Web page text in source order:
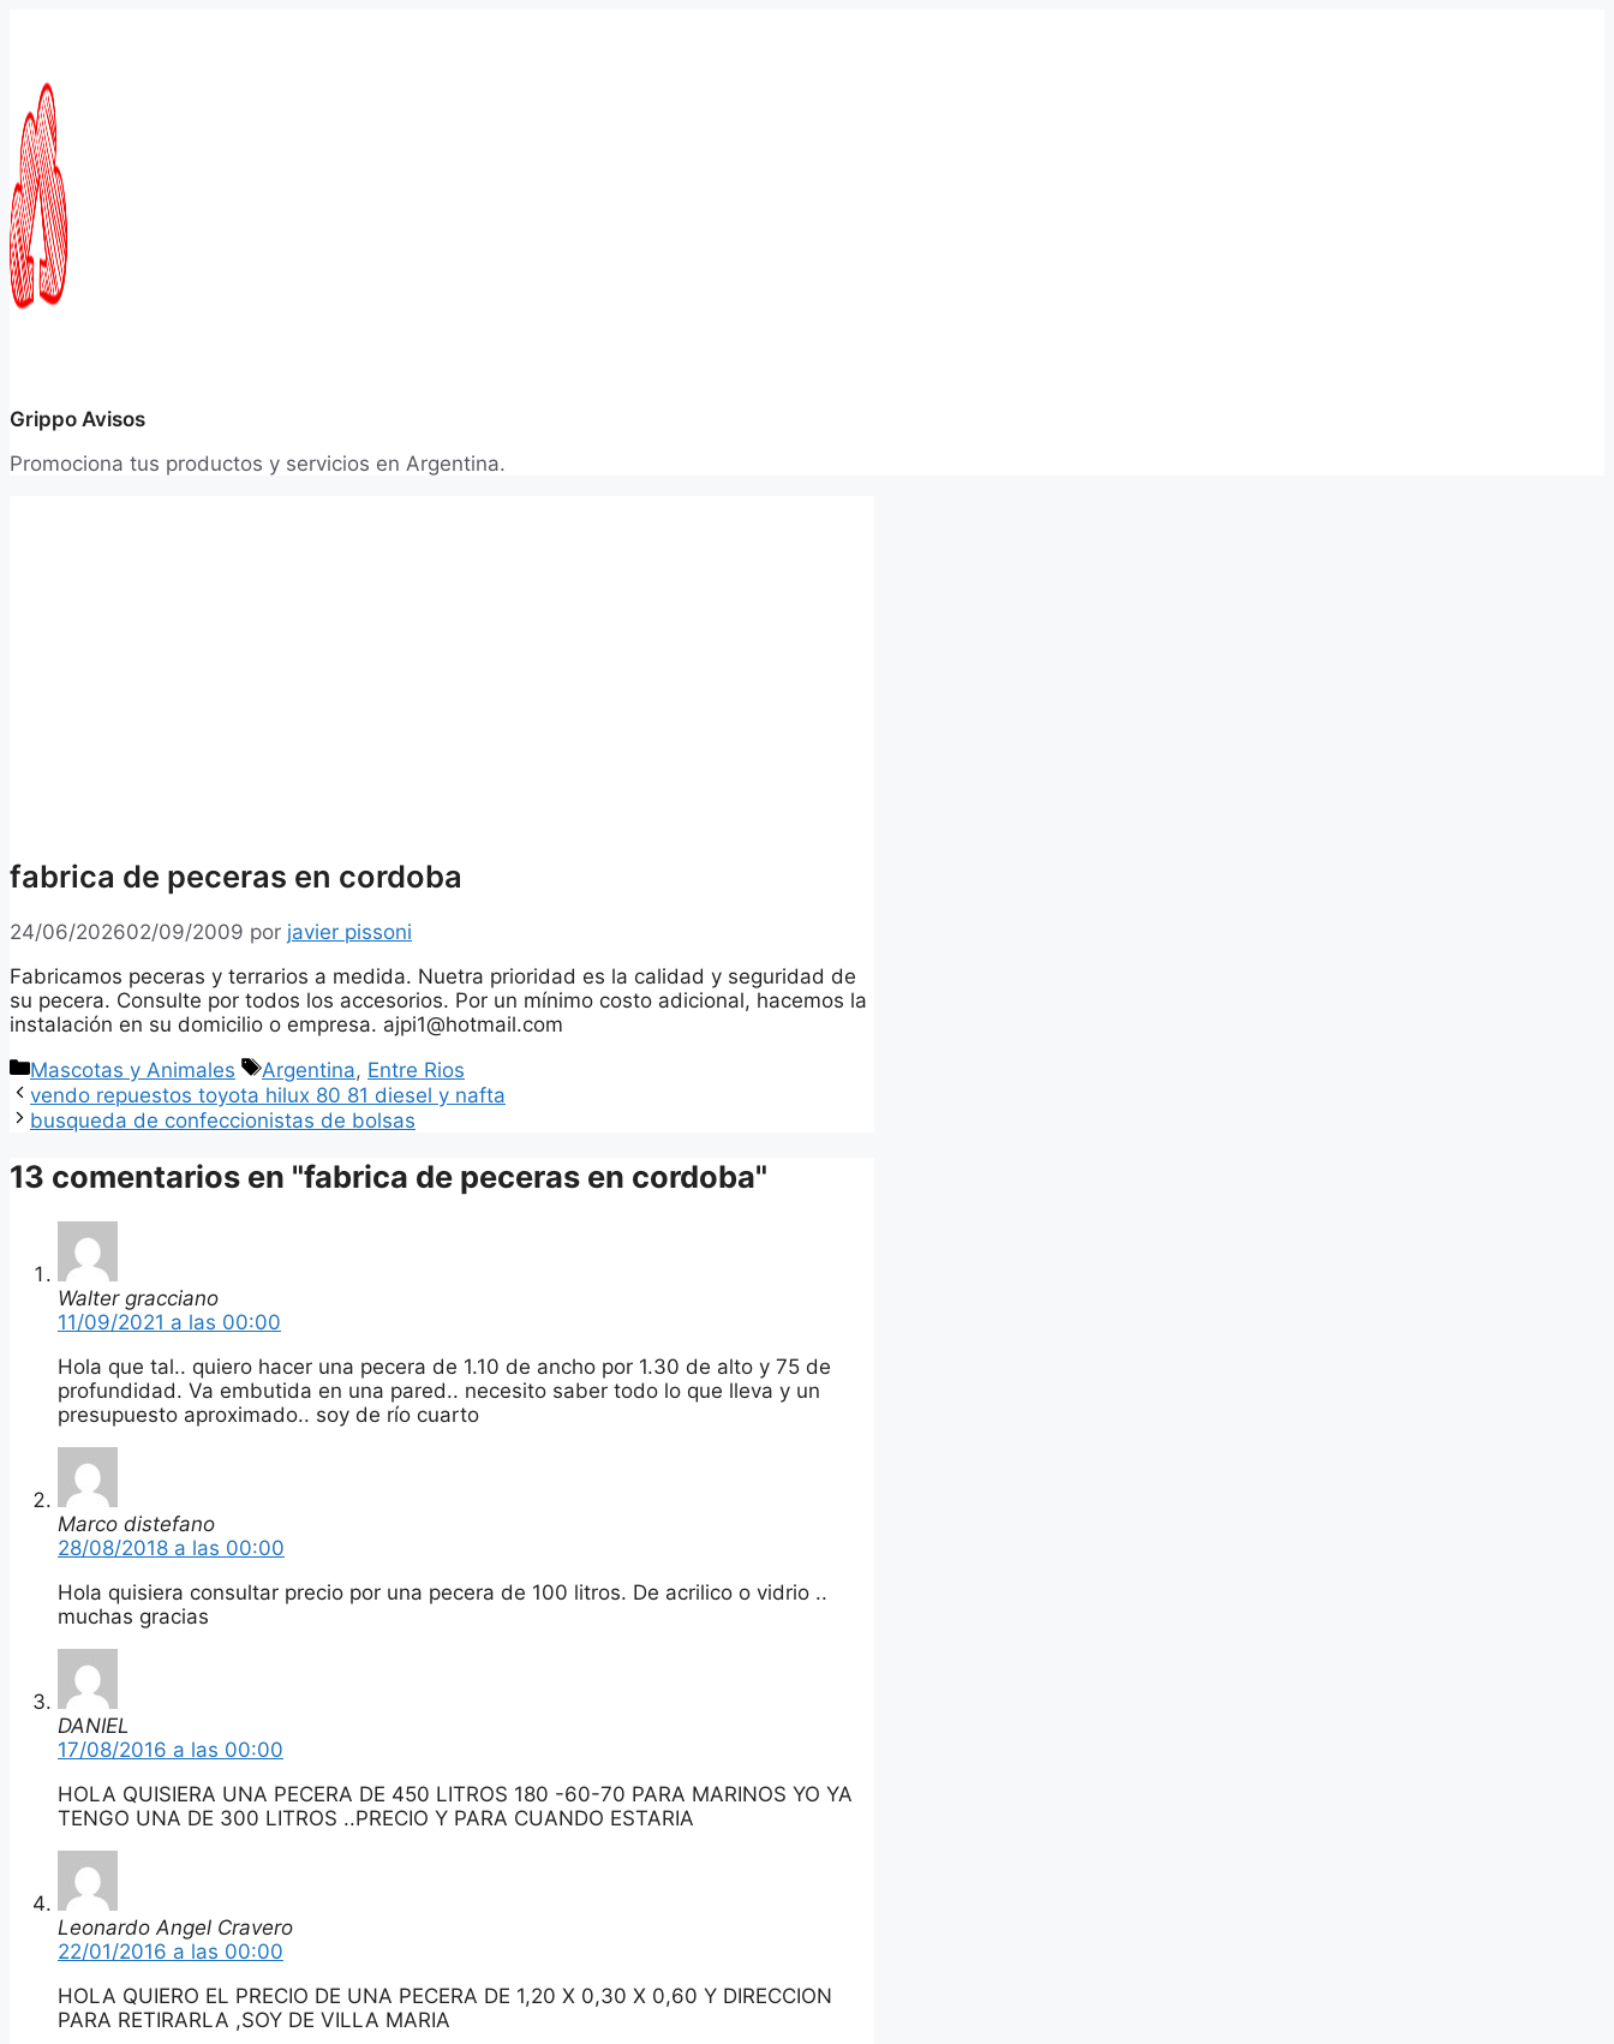
Grippo Avisos
Promociona tus productos y servicios en Argentina.
fabrica de peceras en cordoba
24/06/202602/09/2009 por javier pissoni
Fabricamos peceras y terrarios a medida. Nuetra prioridad es la calidad y seguridad de
su pecera. Consulte por todos los accesorios. Por un mínimo costo adicional, hacemos la
instalación en su domicilio o empresa. ajpi1@hotmail.com
Categorías
Mascotas y Animales Etiquetas
Argentina, Entre Rios
vendo repuestos toyota hilux 80 81 diesel y nafta
busqueda de confeccionistas de bolsas
13 comentarios en "fabrica de peceras en cordoba"
Walter gracciano
11/09/2021 a las 00:00
Hola que tal.. quiero hacer una pecera de 1.10 de ancho por 1.30 de alto y 75 de
profundidad. Va embutida en una pared.. necesito saber todo lo que lleva y un
presupuesto aproximado.. soy de río cuarto
Marco distefano
28/08/2018 a las 00:00
Hola quisiera consultar precio por una pecera de 100 litros. De acrilico o vidrio ..
muchas gracias
DANIEL
17/08/2016 a las 00:00
HOLA QUISIERA UNA PECERA DE 450 LITROS 180 -60-70 PARA MARINOS YO YA
TENGO UNA DE 300 LITROS ..PRECIO Y PARA CUANDO ESTARIA
Leonardo Angel Cravero
22/01/2016 a las 00:00
HOLA QUIERO EL PRECIO DE UNA PECERA DE 1,20 X 0,30 X 0,60 Y DIRECCION
PARA RETIRARLA ,SOY DE VILLA MARIA